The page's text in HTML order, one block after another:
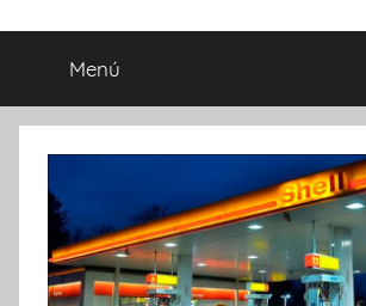
Menú